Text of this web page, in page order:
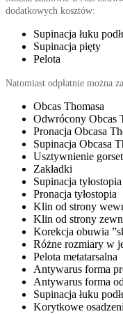
dodatkowych kosztów:
Supinacja łuku
Supinacja pięty
Pelota
Natomiast odpłatnie można
Obcas Thomasa
Odwrócony Obcas
Pronacja Obcasa
Supinacja Obcasa
Usztywnienie
Zakładki
Supinacja tyłostopia
Pronacja tyłostopia
Klin od strony
Klin od strony
Korekcja obuwia
Różne rozmiary w
Pelota metatarsalna
Antywarus forma
Antywarus forma
Supinacja łuku
Korytkowe